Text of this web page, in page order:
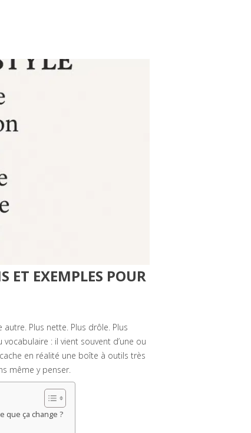
ET EXEMPLES POUR
Plus nette. Plus drôle. Plus
: il vient souvent d’une ou
en réalité une boîte à outils très
même y penser.
que ça change ?